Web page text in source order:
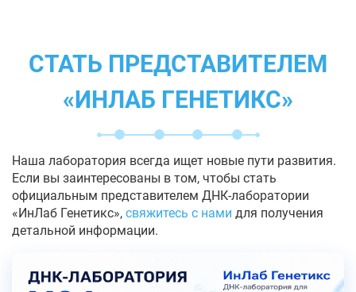
СТАТЬ ПРЕДСТАВИТЕЛЕМ
«ИНЛАБ ГЕНЕТИКС»
Наша лаборатория всегда ищет новые пути развития.
Если вы заинтересованы в том, чтобы стать
официальным представителем ДНК-лаборатории
«ИнЛаб Генетикс», свяжитесь с нами для получения
детальной информации.